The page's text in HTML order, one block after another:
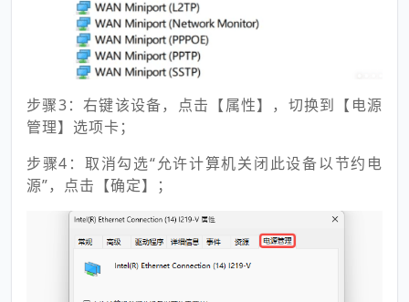
步骤3：右键该设备，点击【属性】，切换到【电源
管理】选项卡；
步骤4：取消勾选“允许计算机关闭此设备以节约电
源”，点击【确定】；